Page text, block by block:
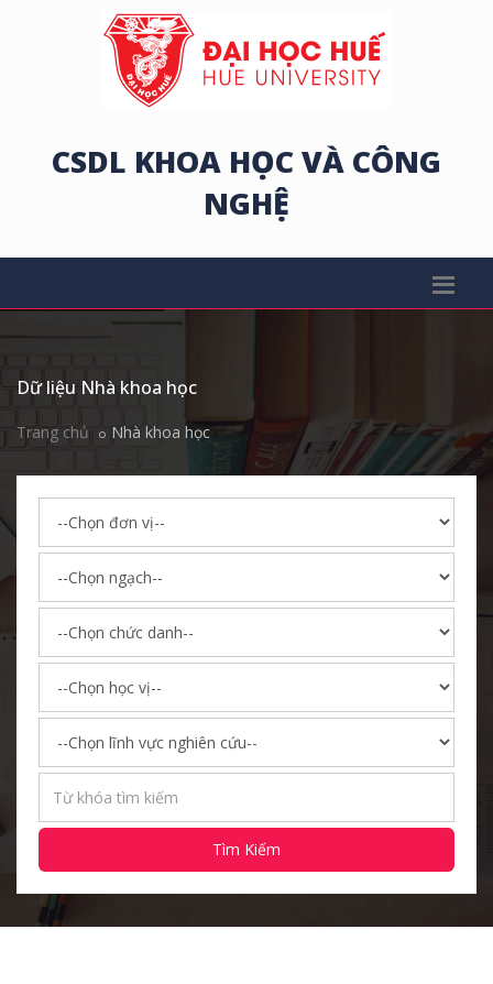
CSDL KHOA HỌC VÀ CÔNG
NGHỆ
Dữ liệu Nhà khoa học
Trang chủ Nhà khoa học
Tìm Kiếm